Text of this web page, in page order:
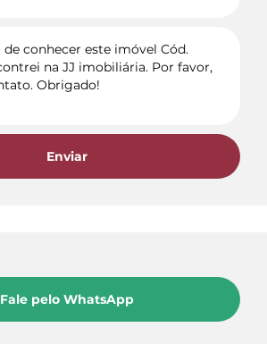
Enviar
Fale pelo WhatsApp